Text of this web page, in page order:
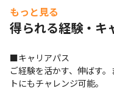
キルも網羅。
四半期ごとに達成度を
りをきちんと評価して
もっと見る
得られる経験・キ
■キャリアパス
ご経験を活かす、伸ばす
トにもチャレンジ可能。